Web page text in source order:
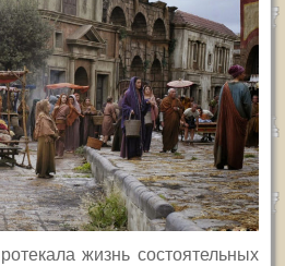
жизнь состоятельных